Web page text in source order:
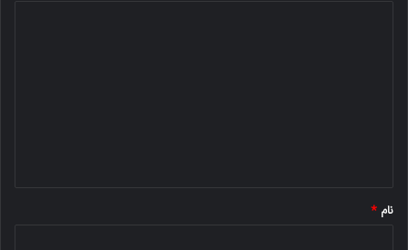
نام *